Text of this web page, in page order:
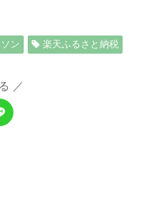
ン 楽天ふるさと納税